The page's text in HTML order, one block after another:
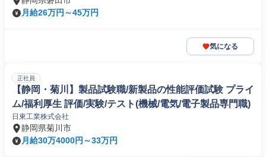
月給26万円～45万円
気になる
正社員
【静岡・菊川】製品試験職/新製品の性能評価試験 プライ
ム/福利厚生 評価/実験/テスト(機械/電気/電子製品専門職)
日東工業株式会社
静岡県菊川市
月給30万4000円～33万円